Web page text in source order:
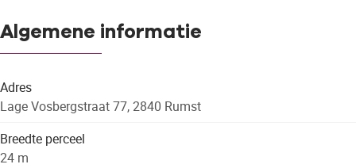
Algemene informatie
Adres
Lage Vosbergstraat 77, 2840 Rumst
Breedte perceel
24 m